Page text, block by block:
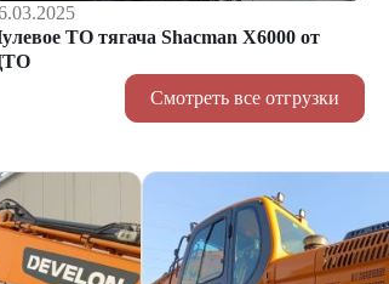
ТО тягача Shacman Х6000 от
Смотреть все отгрузки